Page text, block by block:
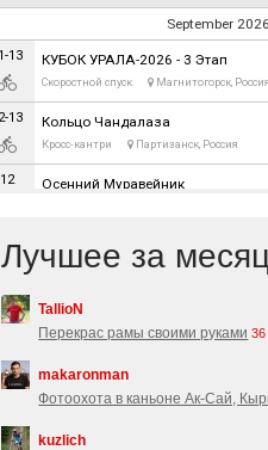
Лучшее за
TallioN
Перекрас рамы своими руками 36
makaronman
Фотоохота в каньоне Ак-Cай,
kuzlich